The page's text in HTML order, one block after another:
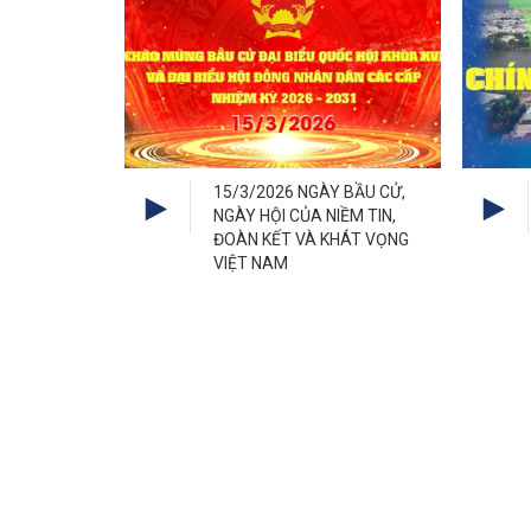
15/3/2026 NGÀY BẦU CỬ,
NGÀY HỘI CỦA NIỀM TIN,
ĐOÀN KẾT VÀ KHÁT VỌNG
VIỆT NAM